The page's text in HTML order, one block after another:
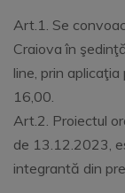
Art.1. Se
Craiova în
line, prin
16,00.
Art.2. Proiectul
de 13.12.2023,
integrantă din